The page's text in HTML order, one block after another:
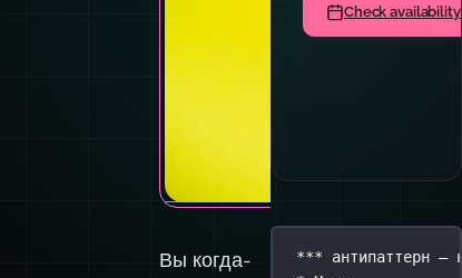
Check availability
Вы когда-
*** антипаттерн —